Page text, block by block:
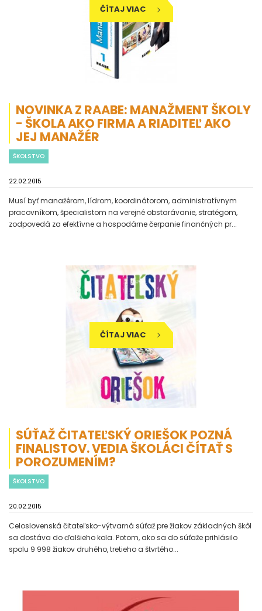
ČÍTAJ VIAC
NOVINKA Z RAABE: MANAŽMENT ŠKOLY
- ŠKOLA AKO FIRMA A RIADITEĽ AKO
JEJ MANAŽÉR
ŠKOLSTVO
22.02.2015
Musí byť manažérom, lídrom, koordinátorom, administratívnym
pracovníkom, špecialistom na verejné obstarávanie, stratégom,
zodpovedá za efektívne a hospodárne čerpanie finančných pr...
ČÍTAJ VIAC
SÚŤAŽ ČITATEĽSKÝ ORIEŠOK POZNÁ
FINALISTOV. VEDIA ŠKOLÁCI ČÍTAŤ S
POROZUMENÍM?
ŠKOLSTVO
20.02.2015
Celoslovenská čitateľsko-výtvarná súťaž pre žiakov základných škôl
sa dostáva do ďalšieho kola. Potom, ako sa do súťaže prihlásilo
spolu 9 998 žiakov druhého, tretieho a štvrtého...